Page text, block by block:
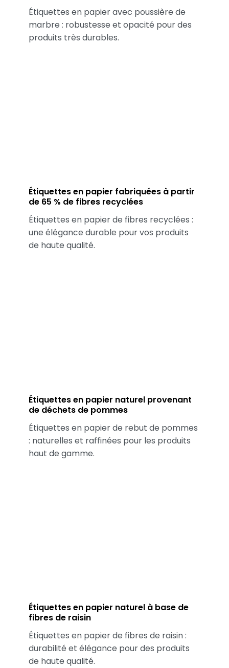
Étiquettes en papier avec poussière de
marbre : robustesse et opacité pour des
produits très durables.
Étiquettes en papier fabriquées à partir
de 65 % de fibres recyclées
Étiquettes en papier de fibres recyclées :
une élégance durable pour vos produits
de haute qualité.
Étiquettes en papier naturel provenant
de déchets de pommes
Étiquettes en papier de rebut de pommes
: naturelles et raffinées pour les produits
haut de gamme.
Étiquettes en papier naturel à base de
fibres de raisin
Étiquettes en papier de fibres de raisin :
durabilité et élégance pour des produits
de haute qualité.